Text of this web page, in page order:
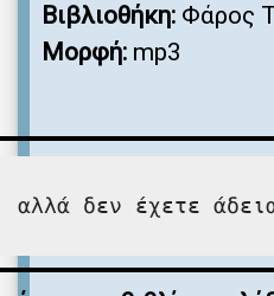
Βιβλιοθήκη: Φάρος
Μορφή: mp3
αλλά δεν έχετε